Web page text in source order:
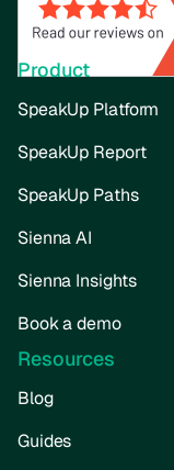
Product
SpeakUp Platform
SpeakUp Report
SpeakUp Paths
Sienna AI
Sienna Insights
Book a demo
Resources
Blog
Guides